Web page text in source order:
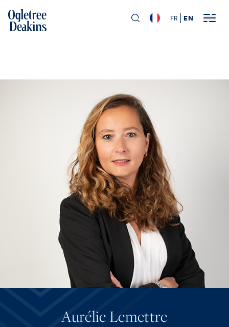
FR EN
Aurélie Lemettre